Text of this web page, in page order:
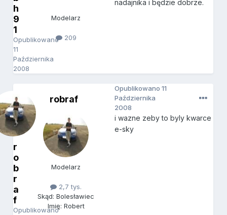
h
9
1
Opublikowano
11
Października
2008
Modelarz
209
nadajnika i będzie dobrze.
r
o
b
r
a
f
Opublikowano
robraf
Modelarz
2,7 tys.
Skąd: Bolesławiec
Imię: Robert
Opublikowano11
Października
2008
i wazne zeby to byly kwarce
e-sky